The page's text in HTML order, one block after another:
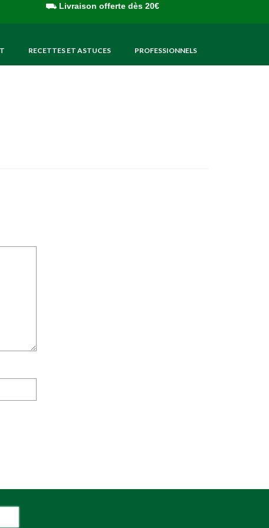
⛟ Livraison offerte dès 20€
RECETTES ET ASTUCES PROFESSIONNELS